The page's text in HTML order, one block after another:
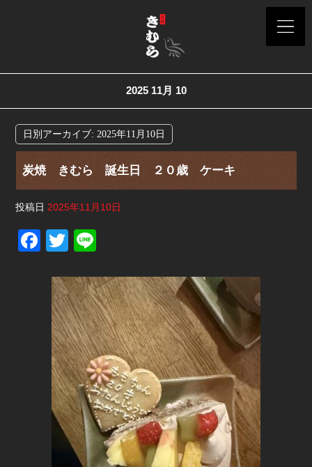
2025 11月 10
日別アーカイブ:2025年11月10日
炭焼 きむら 誕生日 ２０歳 ケーキ
投稿日 2025年11月10日
F
c
e
b
o
o
k
T
tt
er
e